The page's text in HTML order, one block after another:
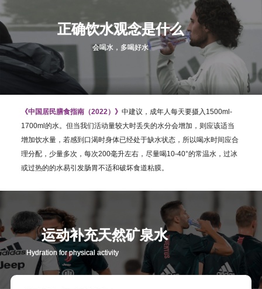
正确饮水观念是什么
会喝水，多喝好水
《中国居民膳食指南（2022）》 中建议，成年人每天要摄入1500ml-
1700ml的水。但当我们活动量较大时丢失的水分会增加，则应该适当
增加饮水量，若感到口渴时身体已经处于缺水状态，所以喝水时间应合
理分配，少量多次，每次200毫升左右，尽量喝10-40°的常温水，过冰
或过热的的水易引发肠胃不适和破坏食道粘膜。
运动补充天然矿泉水
Hydration for physical activity